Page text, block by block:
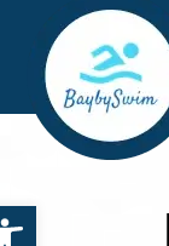
פתח